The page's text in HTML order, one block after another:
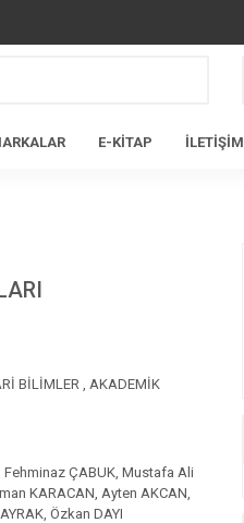
E-KİTAP İLETİŞİM
BİLİMLER , AKADEMİK
ÇABUK, Mustafa Ali
KARACAN, Ayten AKCAN,
Özkan DAYI